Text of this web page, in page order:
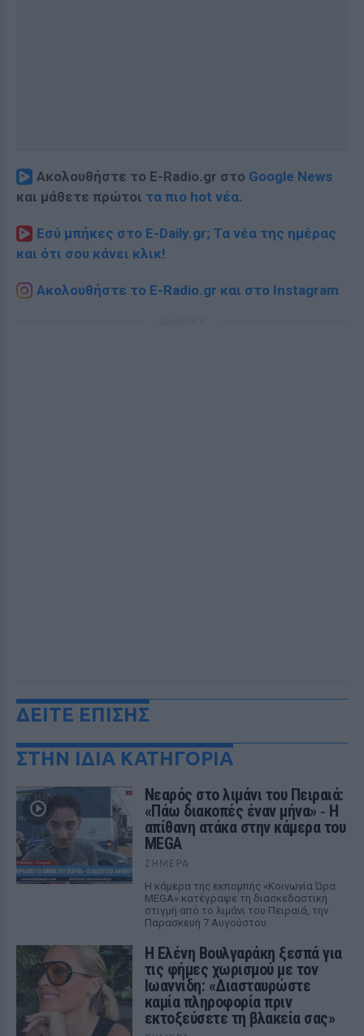
Ακολουθήστε το E-Radio.gr στο Google News
και μάθετε πρώτοι τα πιο hot νέα.
Εσύ μπήκες στο E-Daily.gr; Τα νέα της ημέρας
και ότι σου κάνει κλικ!
Ακολουθήστε το E-Radio.gr και στο Instagram
ΔΕΙΤΕ ΕΠΙΣΗΣ
ΣΤΗΝ ΙΔΙΑ ΚΑΤΗΓΟΡΙΑ
Νεαρός στο λιμάνι του Πειραιά:
«Πάω διακοπές έναν μήνα» ‑ Η
απίθανη ατάκα στην κάμερα του
MEGA
ΣΉΜΕΡΑ
Η κάμερα της εκπομπής «Κοινωνία Ώρα
MEGA» κατέγραψε τη διασκεδαστική
στιγμή από το λιμάνι του Πειραιά, την
Παρασκευή 7 Αυγούστου.
Η Ελένη Βουλγαράκη ξεσπά για
τις φήμες χωρισμού με τον
Ιωαννίδη: «Διασταυρώστε
καμία πληροφορία πριν
εκτοξεύσετε τη βλακεία σας»